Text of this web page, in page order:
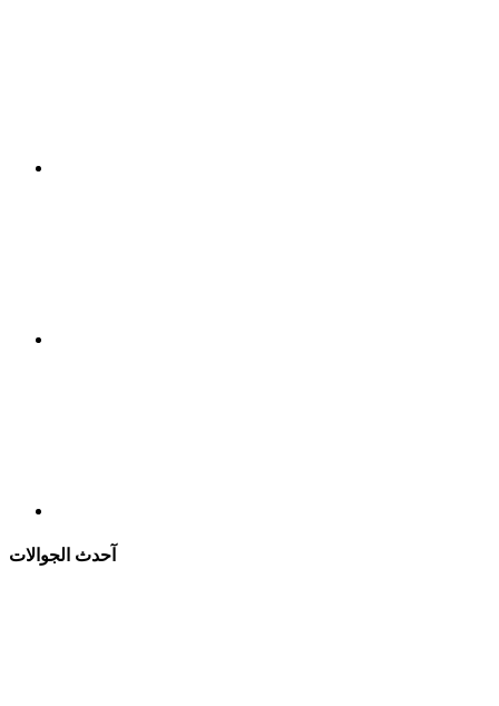
آحدث الجوالات